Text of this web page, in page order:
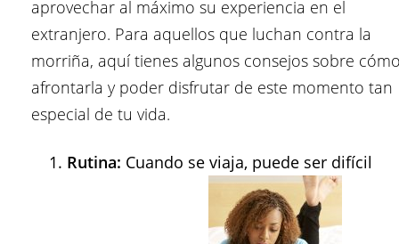
aprovechar al máximo su experiencia en el
extranjero. Para aquellos que luchan contra la
morriña, aquí tienes algunos consejos sobre
afrontarla y poder disfrutar de este momento tan
especial de tu vida.
Rutina: Cuando se viaja, puede ser difícil